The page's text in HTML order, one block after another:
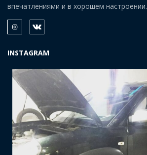
впечатлениями и в хорошем настроении.
INSTAGRAM